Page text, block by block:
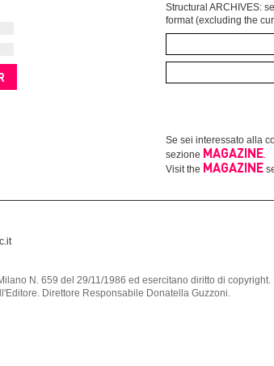
Structural ARCHIVES:
format (excluding the
Se sei interessato alla
sezione MAGAZINE.
Visit the MAGAZINE
N. 659 del 29/11/1986 ed esercitano diritto di
Direttore Responsabile Donatella Guzzoni.